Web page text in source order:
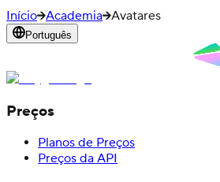
Início Academia Avatares
Português
Preços
Planos de Preços
Preços da API